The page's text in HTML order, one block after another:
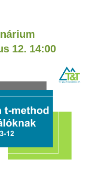
12. 14:00